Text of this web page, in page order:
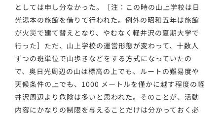
としては申し分なかった。［注：この時の山上学校は日
光湯本の旅館を借りて行われた。例外の昭和五年は旅館
が火災で建て替えとなり、やむなく軽井沢の夏期大学で
行った］ただ、山上学校の運営形態が変わって、十数人
ずつの班単位で山歩きなどをする方式になっていたの
で、奥日光周辺の山は標高の上でも、ルートの難易度や
天候条件の上でも、1000 メートルを僅かに越す程度の軽
井沢周辺より危険は多いと思われた。そのことが、活動
内容にかなりの制限を与えることだけは分かっておく必